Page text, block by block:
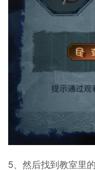
5、然后找到教室里